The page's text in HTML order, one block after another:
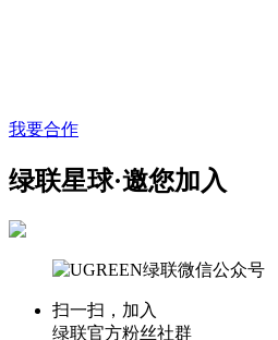
我要合作
绿联星球·邀您加入
扫一扫，加入
绿联官方粉丝社群